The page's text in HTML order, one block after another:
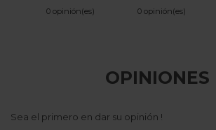
0 opinión(es) 0 opinión(es)
OPINIONES
Sea el primero en dar su opinión !